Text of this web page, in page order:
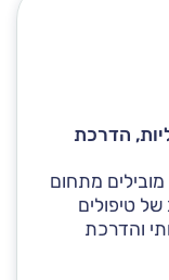
הדרכת
מתחום
טיפולים
והדרכת